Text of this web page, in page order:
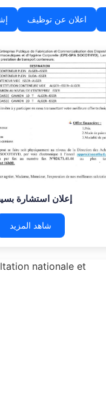
اعلان عن توظيف
إعلان استشارة
شاهد المزيد